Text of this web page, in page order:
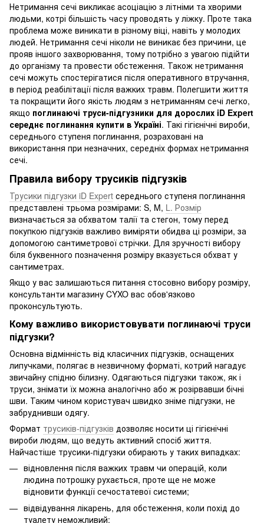
Нетримання сечі викликає асоціацію з літніми та хворими
людьми, котрі більшість часу проводять у ліжку. Проте така
проблема може виникати в різному віці, навіть у молодих
людей. Нетримання сечі ніколи не виникає без причини, це
прояв іншого захворювання, тому потрібно з увагою підійти
до організму та провести обстеження. Також нетримання
сечі можуть спостерігатися після оперативного втручання,
в період реабілітації після важких травм. Полегшити життя
та покращити його якість людям з нетриманням сечі легко,
якщо поглинаючі труси-підгузники для дорослих iD Expert
середнє поглинання купити в Україні. Такі гігієнічні вироби,
середнього ступеня поглинання, розраховані на
використання при незначних, середніх формах нетримання
сечі.
Правила вибору трусиків підгузків
Трусики підгузки iD Expert середнього ступеня поглинання
представлені трьома розмірами: S, M, L. Розмір
визначається за обхватом талії та стегон, тому перед
покупкою підгузків важливо виміряти обидва ці розміри, за
допомогою сантиметрової стрічки. Для зручності вибору
біля буквенного позначення розміру вказується обхват у
сантиметрах.
Якщо у вас залишаються питання стосовно вибору розміру,
консультанти магазину CYXO вас обов'язково
проконсультують.
Кому важливо використовувати поглинаючі труси
підгузки?
Основна відмінність від класичних підгузків, оснащених
липучками, полягає в незвичному форматі, котрий нагадує
звичайну спідню білизну. Одягаються підгузки також, як і
труси, знімати їх можна аналогічно або ж розірвавши бічні
шви. Таким чином користувач швидко зніме підгузки, не
забруднивши одягу.
Формат трусиків-підгузків дозволяє носити ці гігієнічні
вироби людям, що ведуть активний спосіб життя.
Найчастіше трусики-підгузки обирають у таких випадках:
відновлення після важких травм чи операцій, коли
людина потрошку рухається, проте ще не може
відновити функції сечостатевої системи;
відвідування лікарень, для обстеження, коли похід до
туалету неможливий;